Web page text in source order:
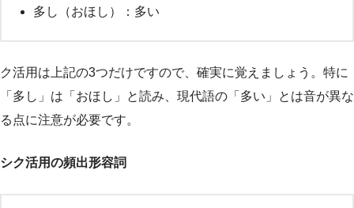
多し（おほし）：多い
ク活用は上記の3つだけですので、確実に覚えましょう。特に
「多し」は「おほし」と読み、現代語の「多い」とは音が異な
る点に注意が必要です。
シク活用の頻出形容詞